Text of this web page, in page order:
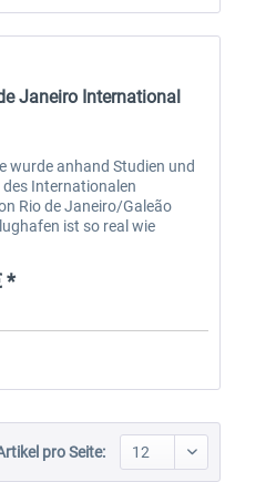
Janeiro International
wurde anhand Studien und
Internationalen
Rio de Janeiro/Galeão
ist so real wie
*
pro Seite: